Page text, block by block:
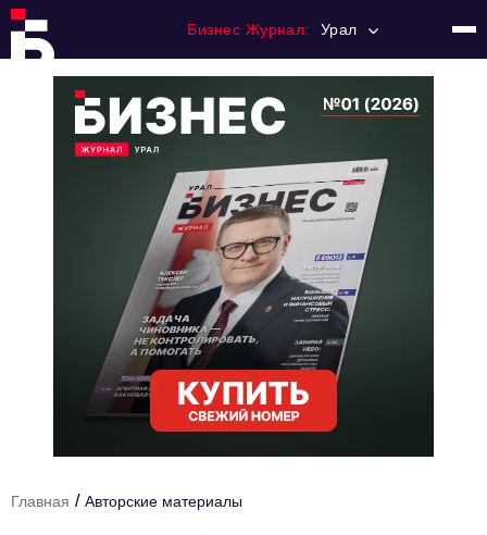
Бизнес Журнал: Урал
Тема номера
Инфраструктура развития
Главная / Авторские материалы